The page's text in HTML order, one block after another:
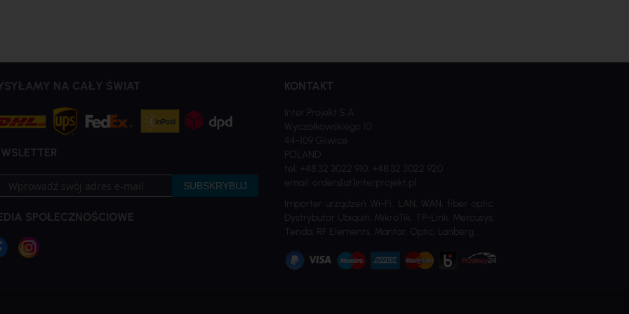
NA CAŁY ŚWIAT
SUBSKRYBUJ
SPOŁECZNOŚCIOWE
KONTAKT
Inter Projekt S.A.
Wyczółkowskiego 10
44-109 Gliwice
POLAND
tel: +48 32 3022 910, +48 32 3022 920
email: orders[at]interprojekt.pl
Importer urządzeń Wi-Fi, LAN, WAN, fiber optic.
Dystrybutor Ubiquiti, MikroTik, TP-Link, Mercusys,
Tenda, RF Elements, Mantar, Optic, Lanberg...